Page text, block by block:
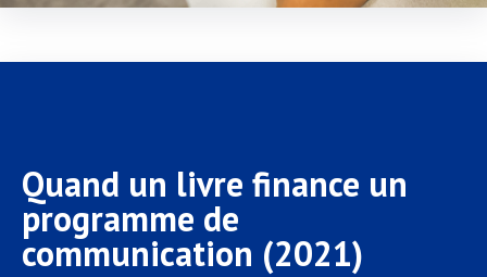
Quand un livre finance un
programme de
communication (2021)